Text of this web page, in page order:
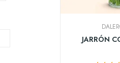
JARRÓN